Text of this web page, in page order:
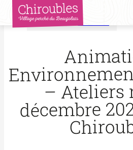
Aller
Accueil Actualités
– Ateliers
décembre